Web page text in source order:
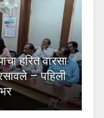
हरित वारसा
– पहिली